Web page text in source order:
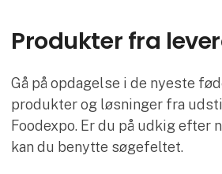
Produkter fra
Gå på opdagelse i de nyeste
produkter og løsninger fra
Foodexpo. Er du på udkig efter
kan du benytte søgefeltet.